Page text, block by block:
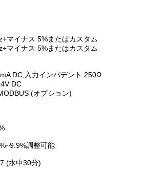
マイナス 5%またはカスタム
マイナス 5%またはカスタム
DC,入力インパデント 250Ω
DC
(オプション)
調整可能
(水中30分)